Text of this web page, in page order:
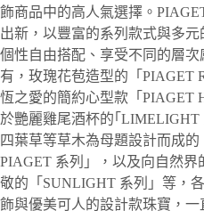
飾商品中的高人氣選擇。
出新，以豐富的系列款式與多
個性自由搭配、享受不同的層次
有，玫瑰花苞造型的「PIAGET
恆之愛的簡約心型款「PIAGET
於艷麗雞尾酒杯的｢LIMELIGHT
四葉草等草木為母題設計而成
PIAGET 系列」，以及向自然
敬的「SUNLIGHT 系列」等，
飾與優美可人的設計款珠寶，